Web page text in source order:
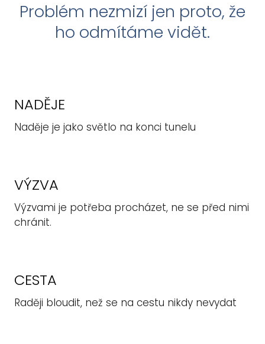
Problém nezmizí jen proto, že
ho odmítáme vidět.
NADĚJE
Naděje je jako světlo na konci tunelu
VÝZVA
Výzvami je potřeba procházet, ne se před nimi
chránit.
CESTA
Raději bloudit, než se na cestu nikdy nevydat